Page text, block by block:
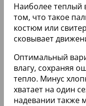
Наиболее теплый
том, что такое
костюм или
сковывает
Оптимальный
влагу, сохраняя
тепло. Минус
хватает на один
надевании также